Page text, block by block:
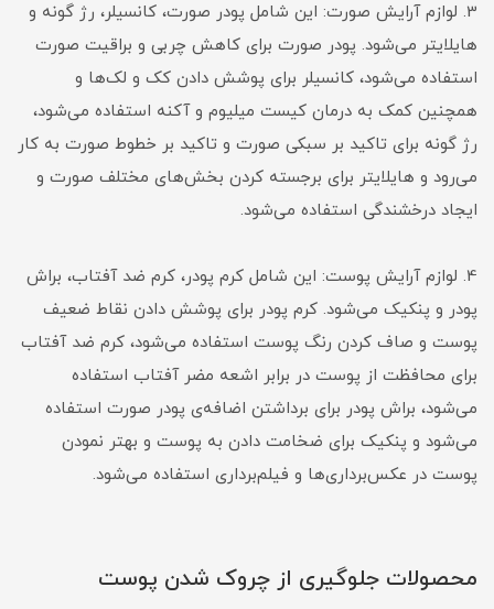
3. لوازم آرایش صورت: این شامل پودر صورت، کانسیلر، رژ گونه و
هایلایتر می‌شود. پودر صورت برای کاهش چربی و براقیت صورت
استفاده می‌شود، کانسیلر برای پوشش دادن کک و لک‌ها و
همچنین کمک به درمان کیست میلیوم و آکنه استفاده می‌شود،
رژ گونه برای تاکید بر سبکی صورت و تاکید بر خطوط صورت به کار
می‌رود و هایلایتر برای برجسته کردن بخش‌های مختلف صورت و
ایجاد درخشندگی استفاده می‌شود.
4. لوازم آرایش پوست: این شامل کرم پودر، کرم ضد آفتاب، براش
پودر و پنکیک می‌شود. کرم پودر برای پوشش دادن نقاط ضعیف
پوست و صاف کردن رنگ پوست استفاده می‌شود، کرم ضد آفتاب
برای محافظت از پوست در برابر اشعه مضر آفتاب استفاده
می‌شود، براش پودر برای برداشتن اضافه‌ی پودر صورت استفاده
می‌شود و پنکیک برای ضخامت دادن به پوست و بهتر نمودن
پوست در عکس‌برداری‌ها و فیلم‌برداری استفاده می‌شود.
محصولات جلوگیری از چروک شدن پوست